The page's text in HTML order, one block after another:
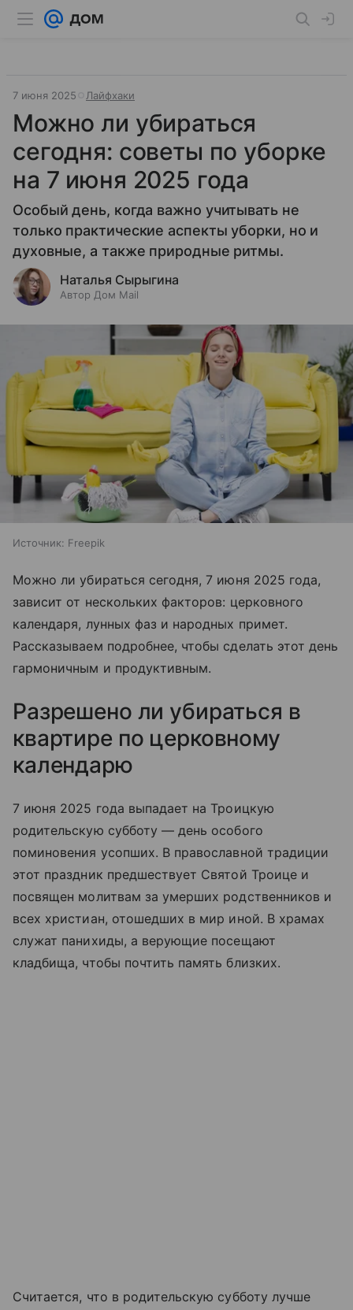
7 июня 2025 Лайфхаки
Можно ли убираться
сегодня: советы по уборке
на 7 июня 2025 года
Особый день, когда важно учитывать не
только практические аспекты уборки, но и
духовные, а также природные ритмы.
Наталья Сырыгина
Автор Дом Mail
Источник: Freepik
Можно ли убираться сегодня, 7 июня 2025 года,
зависит от нескольких факторов: церковного
календаря, лунных фаз и народных примет.
Рассказываем подробнее, чтобы сделать этот день
гармоничным и продуктивным.
Разрешено ли убираться в
квартире по церковному
календарю
7 июня 2025 года выпадает на Троицкую
родительскую субботу — день особого
поминовения усопших. В православной традиции
этот праздник предшествует Святой Троице и
посвящен молитвам за умерших родственников и
всех христиан, отошедших в мир иной. В храмах
служат панихиды, а верующие посещают
кладбища, чтобы почтить память близких.
Считается, что в родительскую субботу лучше